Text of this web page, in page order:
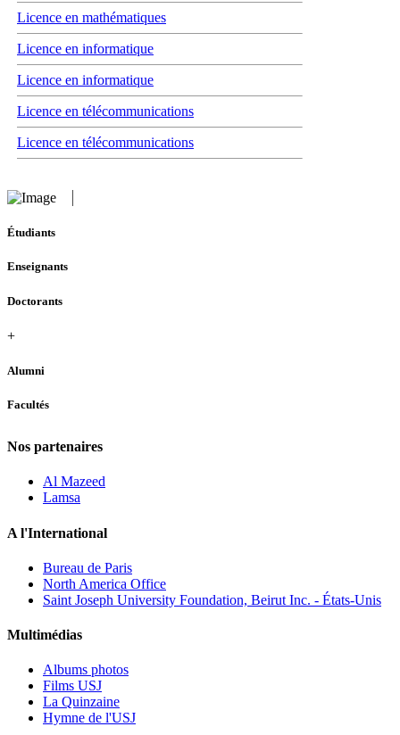
Licence en mathématiques
Licence en informatique
Licence en informatique
Licence en télécommunications
Licence en télécommunications
Étudiants
Enseignants
Doctorants
+
Alumni
Facultés
Nos partenaires
Al Mazeed
Lamsa
A l'International
Bureau de Paris
North America Office
Saint Joseph University Foundation, Beirut Inc. - États-Unis
Multimédias
Albums photos
Films USJ
La Quinzaine
Hymne de l'USJ